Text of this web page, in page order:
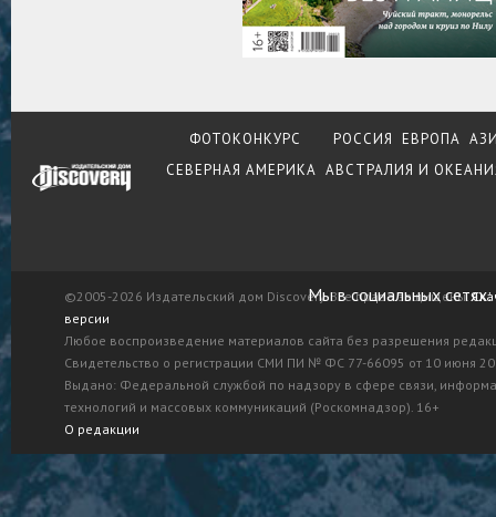
ФОТОКОНКУРС РОССИЯ ЕВРОПА
СЕВЕРНАЯ АМЕРИКА АВСТРАЛИЯ И
©2005-2026 Издательский дом Discovery. Все права защищены.
версии
Любое воспроизведение материалов сайта без разрешения
Свидетельство о регистрации СМИ ПИ № ФС 77-66095 от 10 июня
Выдано: Федеральной службой по надзору в сфере связи,
технологий и массовых коммуникаций (Роскомнадзор). 16+
О редакции
Мы в социальных сетях: